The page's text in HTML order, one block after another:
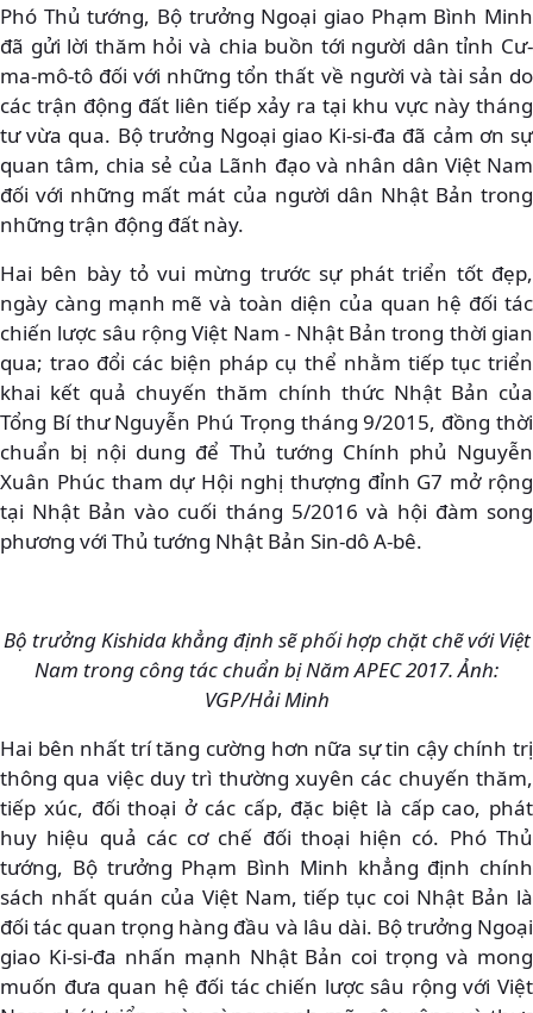
Phó Thủ tướng, Bộ trưởng Ngoại giao Phạm Bình Minh
đã gửi lời thăm hỏi và chia buồn tới người dân tỉnh Cư-
ma-mô-tô đối với những tổn thất về người và tài sản do
các trận động đất liên tiếp xảy ra tại khu vực này tháng
tư vừa qua. Bộ trưởng Ngoại giao Ki-si-đa đã cảm ơn sự
quan tâm, chia sẻ của Lãnh đạo và nhân dân Việt Nam
đối với những mất mát của người dân Nhật Bản trong
những trận động đất này.
Hai bên bày tỏ vui mừng trước sự phát triển tốt đẹp,
ngày càng mạnh mẽ và toàn diện của quan hệ đối tác
chiến lược sâu rộng Việt Nam - Nhật Bản trong thời gian
qua; trao đổi các biện pháp cụ thể nhằm tiếp tục triển
khai kết quả chuyến thăm chính thức Nhật Bản của
Tổng Bí thư Nguyễn Phú Trọng tháng 9/2015, đồng thời
chuẩn bị nội dung để Thủ tướng Chính phủ Nguyễn
Xuân Phúc tham dự Hội nghị thượng đỉnh G7 mở rộng
tại Nhật Bản vào cuối tháng 5/2016 và hội đàm song
phương với Thủ tướng Nhật Bản Sin-dô A-bê.
Bộ trưởng Kishida khẳng định sẽ phối hợp chặt chẽ với Việt
Nam trong công tác chuẩn bị Năm APEC 2017. Ảnh:
VGP/Hải Minh
Hai bên nhất trí tăng cường hơn nữa sự tin cậy chính trị
thông qua việc duy trì thường xuyên các chuyến thăm,
tiếp xúc, đối thoại ở các cấp, đặc biệt là cấp cao, phát
huy hiệu quả các cơ chế đối thoại hiện có. Phó Thủ
tướng, Bộ trưởng Phạm Bình Minh khẳng định chính
sách nhất quán của Việt Nam, tiếp tục coi Nhật Bản là
đối tác quan trọng hàng đầu và lâu dài. Bộ trưởng Ngoại
giao Ki-si-đa nhấn mạnh Nhật Bản coi trọng và mong
muốn đưa quan hệ đối tác chiến lược sâu rộng với Việt